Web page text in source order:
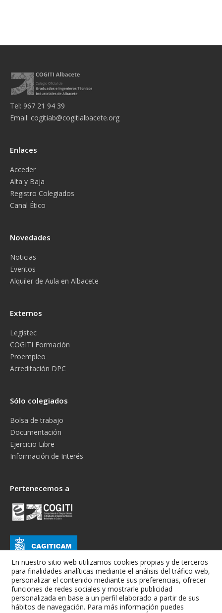
Tel: 967 21 94 39
Email: cogitiab@cogitialbacete.org
Enlaces
Acceder
Alta y Baja
Registro Colegiados
Canal Ético
Novedades
Noticias
Eventos
Alquiler de Aula en Albacete
Externos
Legistec
COGITI Formación
Proempleo
Acreditación DPC
Sólo colegiados
Bolsa de trabajo
Documentación
Ejercicio Libre
Información de Interés
Pertenecemos a
En nuestro sitio web utilizamos cookies propias y de terceros
para finalidades analíticas mediante el análisis del tráfico web,
personalizar el contenido mediante sus preferencias, ofrecer
funciones de redes sociales y mostrarle publicidad
personalizada en base a un perfil elaborado a partir de sus
hábitos de navegación. Para más información puedes